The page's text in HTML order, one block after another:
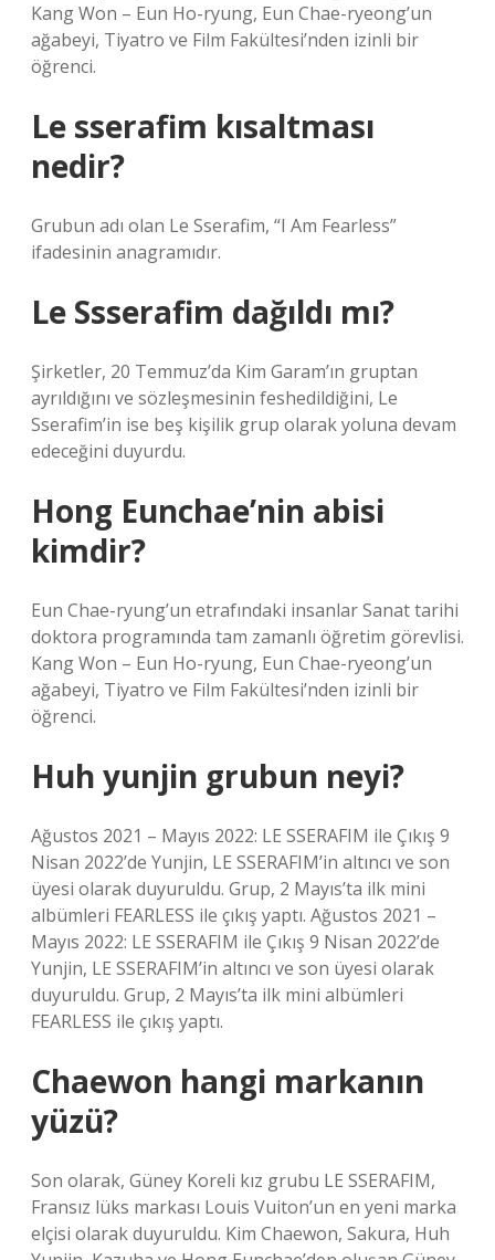
Kang Won – Eun Ho-ryung, Eun Chae-ryeong’un
ağabeyi, Tiyatro ve Film Fakültesi’nden izinli bir
öğrenci.
Le sserafim kısaltması
nedir?
Grubun adı olan Le Sserafim, “I Am Fearless”
ifadesinin anagramıdır.
Le Ssserafim dağıldı mı?
Şirketler, 20 Temmuz’da Kim Garam’ın gruptan
ayrıldığını ve sözleşmesinin feshedildiğini, Le
Sserafim’in ise beş kişilik grup olarak yoluna devam
edeceğini duyurdu.
Hong Eunchae’nin abisi
kimdir?
Eun Chae-ryung’un etrafındaki insanlar Sanat tarihi
doktora programında tam zamanlı öğretim görevlisi.
Kang Won – Eun Ho-ryung, Eun Chae-ryeong’un
ağabeyi, Tiyatro ve Film Fakültesi’nden izinli bir
öğrenci.
Huh yunjin grubun neyi?
Ağustos 2021 – Mayıs 2022: LE SSERAFIM ile Çıkış 9
Nisan 2022’de Yunjin, LE SSERAFIM’in altıncı ve son
üyesi olarak duyuruldu. Grup, 2 Mayıs’ta ilk mini
albümleri FEARLESS ile çıkış yaptı. Ağustos 2021 –
Mayıs 2022: LE SSERAFIM ile Çıkış 9 Nisan 2022’de
Yunjin, LE SSERAFIM’in altıncı ve son üyesi olarak
duyuruldu. Grup, 2 Mayıs’ta ilk mini albümleri
FEARLESS ile çıkış yaptı.
Chaewon hangi markanın
yüzü?
Son olarak, Güney Koreli kız grubu LE SSERAFIM,
Fransız lüks markası Louis Vuiton’un en yeni marka
elçisi olarak duyuruldu. Kim Chaewon, Sakura, Huh